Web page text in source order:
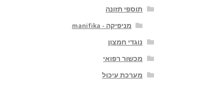
תוספי תזונה
מניפיקה - manifika
נוגדי חמצון
מכשור רפואי
מערכת עיכול